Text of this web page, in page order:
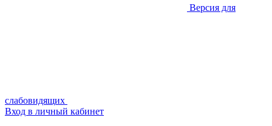
Версия для
слабовидящих
Вход в личный кабинет